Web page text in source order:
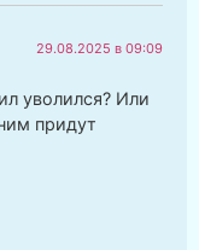
29.08.2025 в 09:09
уволился? Или
придут